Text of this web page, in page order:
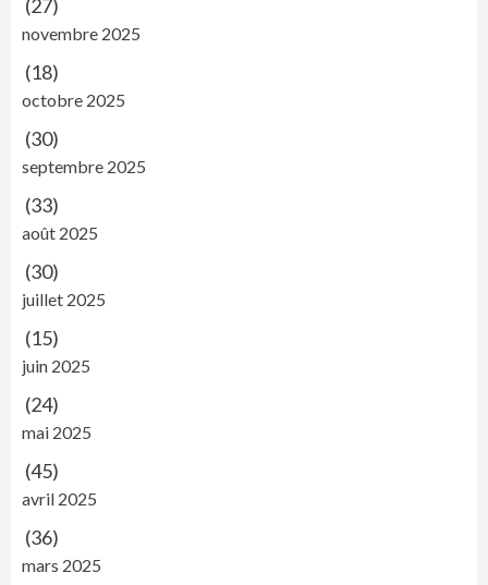
(27)
novembre 2025
(18)
octobre 2025
(30)
septembre 2025
(33)
août 2025
(30)
juillet 2025
(15)
juin 2025
(24)
mai 2025
(45)
avril 2025
(36)
mars 2025